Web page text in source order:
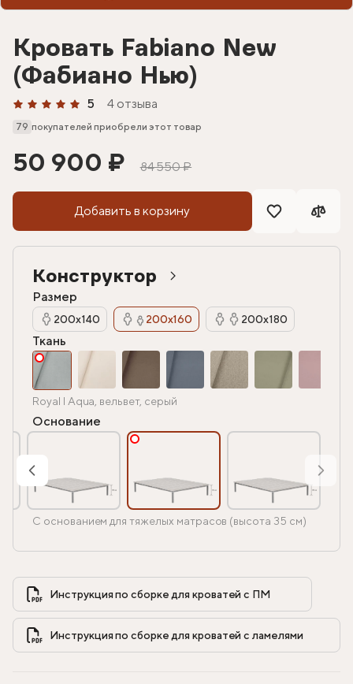
Кровать Fabiano New
(Фабиано Нью)
5 4 отзыва
79 покупателей приобрели этот товар
50 900 ₽ 84 550 ₽
Добавить в корзину
Конструктор
Размер
200х140 200х160 200х180
Ткань
Royal I Aqua, вельвет, серый
Основание
С основанием для тяжелых матрасов (высота 35 см)
Инструкция по сборке для кроватей с ПМ